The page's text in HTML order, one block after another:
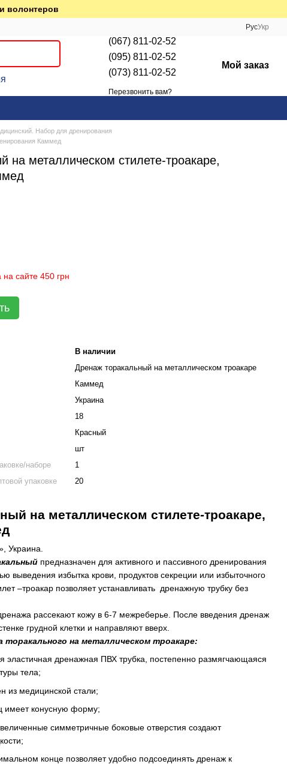
волонтеров
РусУкр
(067) 811-02-52
(095) 811-02-52
(073) 811-02-52
Перезвонить вам?
Мой заказ
Набор для дренирования
Каммед
на металлическом стилете-троакаре,
сайте 450 грн
В наличии
Дренаж торакальный на металлическом троакаре
Каммед
Украина
18
Красный
шт
наборе
1
упаковке
20
на металлическом стилете-троакаре,
Украина.
предназначен для активного и пассивного дренирования
выведения избытка крови, продуктов секреции или избыточного
–троакар позволяет устанавливать дренажную трубку без
дренажа рассекают кожу в 6-7 межреберье. После введения дренаж
грудной клетки и направляют вверх.
торакального на металлическом троакаре:
эластичная дренажная ПВХ трубка, постепенно размягчающаяся
тела;
из медицинской стали;
имеет конусную форму;
симметричные боковые отверстия создают
конце позволяет удобно подсоединять дренаж к